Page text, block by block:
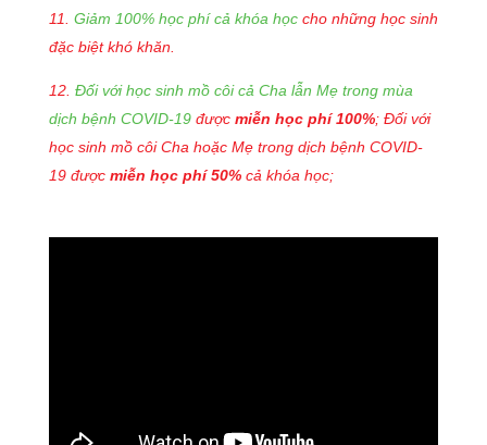
11. Giảm 100% học phí cả khóa học cho những học sinh
đặc biệt khó khăn.
12. Đối với học sinh mồ côi cả Cha lẫn Mẹ trong mùa
dịch bệnh COVID-19 được miễn học phí 100%; Đối với
học sinh mồ côi Cha hoặc Mẹ trong dịch bệnh COVID-
19 được miễn học phí 50% cả khóa học;